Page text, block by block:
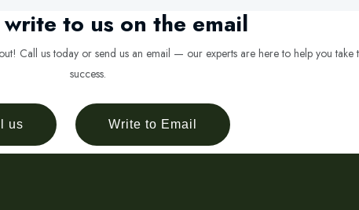
to us on the email
Call us today or send us an email — our experts are here to help you take
success.
us Write to Email